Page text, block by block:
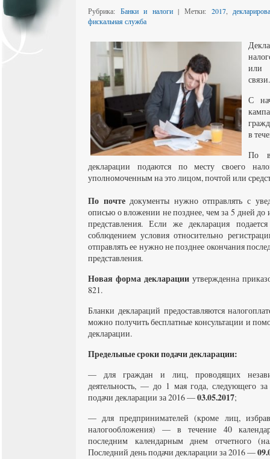
Рубрика: Банки и налоги| Метки: 2017,
фискальная служба
или
связи.
С
в
По
декларации подаются по месту своего
уполномоченным на это лицом, почтой или
По почтедокументы нужно отправлять с
описью о вложении не позднее, чем за 5 дней до
представления. Если же декларация
соблюдением условия относительно
отправлять ее нужно не позднее окончания
представления.
Новая форма декларации утвержденна
821.
Бланки деклараций предоставляются
можно получить бесплатные консультации и
декларации.
Предельные сроки подачи декларации:
— для граждан и лиц, проводящих
деятельность, — до 1 мая года, следующего
подачи декларации за 2016 —03.05.2017;
— для предпринимателей (кроме лиц,
налогообложения) — в течение 40
последним календарным днем отчетного
Последний день подачи декларации за 2016 —